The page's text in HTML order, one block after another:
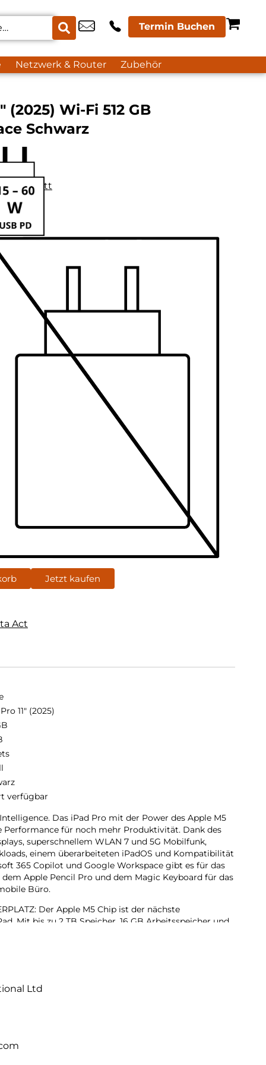
Termin Buchen
Netzwerk & Router Zubehör
(2025) Wi-Fi 512 GB
Schwarz
Jetzt kaufen
Act
11" (2025)
verfügbar
Das iPad Pro mit der Power des Apple M5
Performance für noch mehr Produktivität. Dank des
superschnellem WLAN 7 und 5G Mobilfunk,
einem überarbeiteten iPadOS und Kompatibilität
365 Copilot und Google Workspace gibt es für das
Apple Pencil Pro und dem Magic Keyboard für das
Büro.
Der Apple M5 Chip ist der nächste
Mit bis zu 2 TB Speicher, 16 GB Arbeitsspeicher und
für KI Performance können Projekte jeder Größe
Mit dem intuitiven und flexiblen Fenstersystem
und verwaltet wie nie zuvor.
ist das persönliche Intelligenz System. Es hilft
und Dinge einfacher zu erledigen – mit
jedem Schritt.
Das fortschrittlichste Display der Welt mit extremer
Ltd